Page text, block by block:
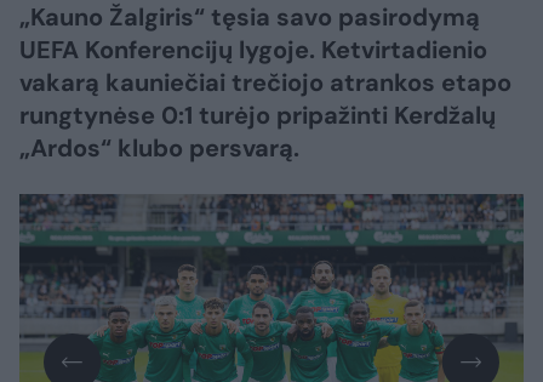
„Kauno Žalgiris“ tęsia savo pasirodymą
UEFA Konferencijų lygoje. Ketvirtadienio
vakarą kauniečiai trečiojo atrankos etapo
rungtynėse 0:1 turėjo pripažinti Kerdžalų
„Ardos“ klubo persvarą.